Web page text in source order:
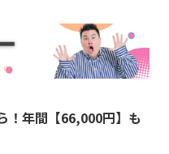
！年間【66,000円】も